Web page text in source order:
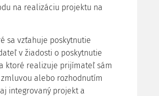
na realizáciu projektu na
sa vzťahuje poskytnutie
v žiadosti o poskytnutie
ktoré realizuje prijímateľ sám
alebo rozhodnutím
integrovaný projekt a